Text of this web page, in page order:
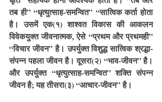
तब ही” “धृत्युत्साह-समन्वित” “सात्विक कर्ता होता
है। उसमें एक(१) शाश्वत विकास की आकलन
विवेकयुक्त जीवनात्मक, ऐसे “प्रथम और प्रथमही”
“विचार जीवन” है। उपर्युक्त विशुद्ध सात्विक श्रद्धा-
संपन्न पहला जीवन है। दूसरा(२) “भाव-जीवन” है।
और उपर्युक्त “धृत्युत्साह-समन्वित” शक्ति संपन्न
जीवन है; यह तीसरा(३) “आचार-जीवन” है।